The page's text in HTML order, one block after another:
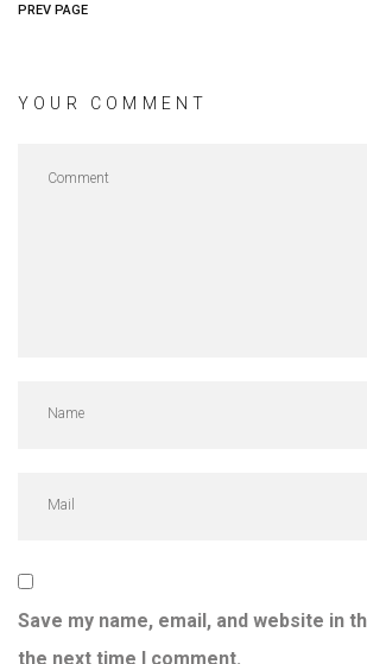
PREV PAGE
YOUR COMMENT
Save my name, email, and website in
the next time I comment.